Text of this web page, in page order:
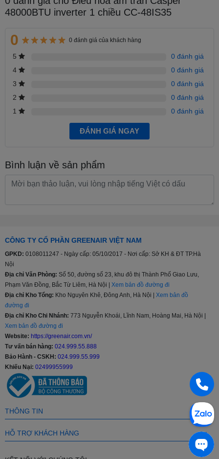
48000BTU inverter 1 chiều CC-48IS35
0 0 đánh giá của khách hàng
5
0 đánh giá
4
0 đánh giá
3
0 đánh giá
2
0 đánh giá
1
0 đánh giá
ĐÁNH GIÁ NGAY
Bình luận về sản phẩm
CÔNG TY CỔ PHẦN GREENAIR VIỆT NAM
GPKD: 0108011247 - Ngày cấp: 05/10/2017 - Nơi cấp: Sở KH & ĐT TP.Hà
Nội
Địa chỉ Văn Phòng: Số 50, đường số 23, khu đô thị Thành Phố Giao Lưu,
Phạm Văn Đồng, Bắc Từ Liêm, Hà Nội | Xem bản đồ đường đi
Địa chỉ Kho Tổng: Kho Nguyên Khê, Đông Anh, Hà Nội | Xem bản đồ
đường đi
Địa chỉ Kho Chi Nhánh: 773 Nguyễn Khoái, Lĩnh Nam, Hoàng Mai, Hà Nội |
Xem bản đồ đường đi
Website: https://greenair.com.vn/
Tư vấn bán hàng: 024.999.55.888
Bảo Hành - CSKH: 024.999.55.999
Khiếu Nại: 02499955999
THÔNG TIN
HỖ TRỢ KHÁCH HÀNG